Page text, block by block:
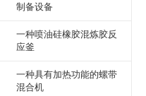
制备设备
一种喷油硅橡胶混炼胶反
应釜
一种具有加热功能的螺带
混合机